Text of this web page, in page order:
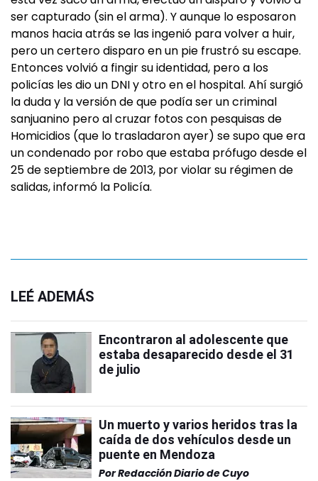
ser capturado (sin el arma). Y aunque lo esposaron
manos hacia atrás se las ingenió para volver a huir,
pero un certero disparo en un pie frustró su escape.
Entonces volvió a fingir su identidad, pero a los
policías les dio un DNI y otro en el hospital. Ahí surgió
la duda y la versión de que podía ser un criminal
sanjuanino pero al cruzar fotos con pesquisas de
Homicidios (que lo trasladaron ayer) se supo que era
un condenado por robo que estaba prófugo desde el
25 de septiembre de 2013, por violar su régimen de
salidas, informó la Policía.
LEÉ ADEMÁS
Encontraron al adolescente que
estaba desaparecido desde el 31
de julio
Un muerto y varios heridos tras la
caída de dos vehículos desde un
puente en Mendoza
PorRedacción Diario de Cuyo